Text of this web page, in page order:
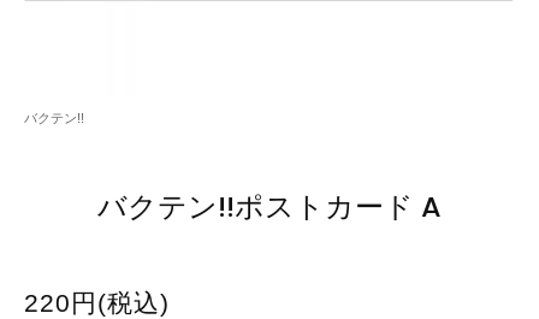
バクテン!!
バクテン!!ポストカード A
220円(税込)